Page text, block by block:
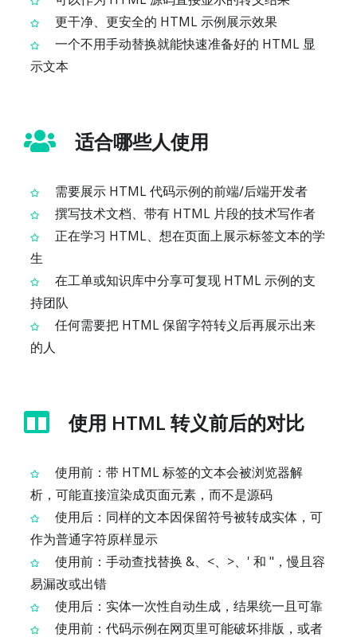
更干净、更安全的 HTML 示例展示效果
一个不用手动替换就能快速准备好的 HTML 显
示文本
适合哪些人使用
需要展示 HTML 代码示例的前端/后端开发者
撰写技术文档、带有 HTML 片段的技术写作者
正在学习 HTML、想在页面上展示标签文本的学
生
在工单或知识库中分享可复现 HTML 示例的支
持团队
任何需要把 HTML 保留字符转义后再展示出来
的人
使用 HTML 转义前后的对比
使用前：带 HTML 标签的文本会被浏览器解
析，可能直接渲染成页面元素，而不是源码
使用后：同样的文本因保留符号被转成实体，可
作为普通字符原样显示
使用前：手动查找替换 &、<、>、' 和 "，慢且容
易漏改或出错
使用后：实体一次性自动生成，结果统一且可靠
使用前：代码示例在网页里可能破坏排版，或者